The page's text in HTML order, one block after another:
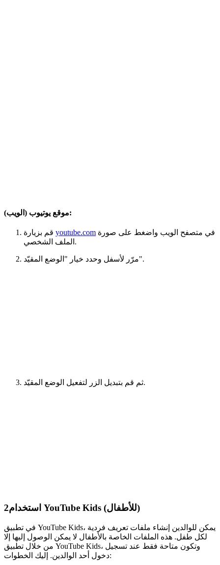
موقع يوتيوب (الويب):
youtube.com
الملف الشخصي.
مرّر لأسفل وحدد خيار "الوضع المقيّد".
ثم قم بتبديل الزر لتفعيل الوضع المقيّد.
2 استخدام YouTube Kids (للأطفال)
في تطبيق YouTube Kids، يمكن للوالدين إنشاء ملفات تعريف فردية
لكل طفل. هذه الملفات الخاصة بالأطفال لا يمكن الوصول إليها إلا
من خلال تطبيق YouTube Kids، وتكون متاحة فقط عند تسجيل
دخول أحد الوالدين. إليك الخطوات: